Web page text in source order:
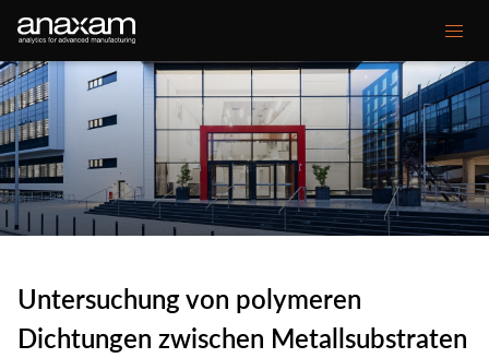
Main
navigation
Unsere Kompetenzen
Ihre Herausforderungen
Kundenprojekte
Über ANAXAM
Untersuchung von polymeren
Dichtungen zwischen Metallsubstraten